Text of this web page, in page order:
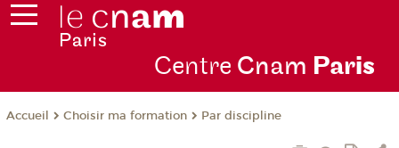
Centre Cnam Paris
Accueil Choisir ma formation Par discipline